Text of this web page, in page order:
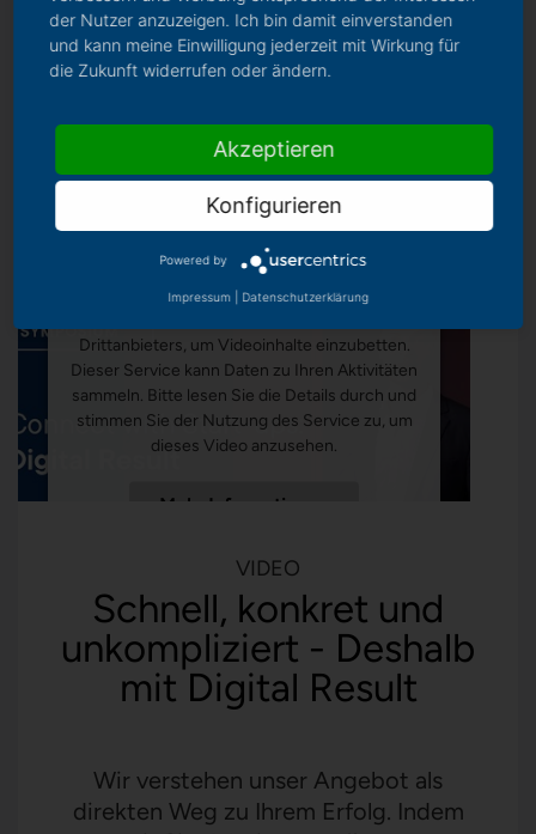
Mehr
Wir benötigen Ihre Zustimmung, um
den Youtube-Service zu laden!
Drittanbieters, um Videoinhalte einzubetten.
Dieser Service kann Daten zu Ihren Aktivitäten
sammeln. Bitte lesen Sie die Details durch und
stimmen Sie der Nutzung des Service zu, um
dieses Video anzusehen.
Mehr Informationen
Akzeptieren
Powered byUsercentrics Consent Management
Platform
VIDEO
Schnell, konkret und
unkompliziert - Deshalb
mit Digital Result
Wir verstehen unser Angebot als
direkten Weg zu Ihrem Erfolg. Indem
der Nutzer anzuzeigen. Ich bin damit einverstanden
und kann meine Einwilligung jederzeit mit Wirkung für
die Zukunft widerrufen oder ändern.
Akzeptieren
Konfigurieren
Powered by
Impressum Datenschutzerklärung